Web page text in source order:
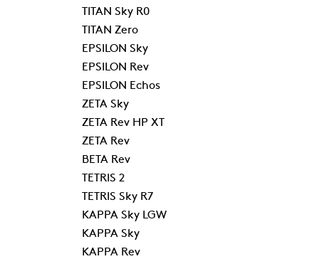
TITAN Sky R0
TITAN Zero
EPSILON Sky
EPSILON Rev
EPSILON Echos
ZETA Sky
ZETA Rev HP XT
ZETA Rev
BETA Rev
TETRIS 2
TETRIS Sky R7
KAPPA Sky LGW
KAPPA Sky
KAPPA Rev